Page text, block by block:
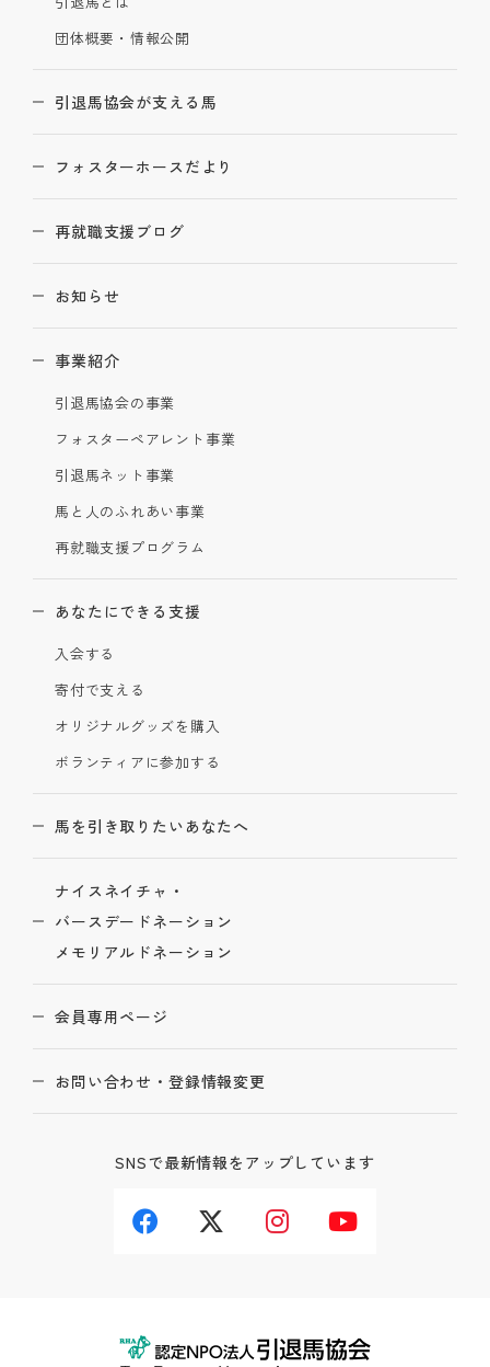
団体概要・情報公開
引退馬協会が支える馬
フォスターホースだより
再就職支援ブログ
お知らせ
事業紹介
引退馬協会の事業
フォスターペアレント事業
引退馬ネット事業
馬と人のふれあい事業
再就職支援プログラム
あなたにできる支援
入会する
寄付で支える
オリジナルグッズを購入
ボランティアに参加する
馬を引き取りたいあなたへ
ナイスネイチャ・
バースデードネーション
メモリアルドネーション
会員専用ページ
お問い合わせ・登録情報変更
SNSで最新情報をアップしています